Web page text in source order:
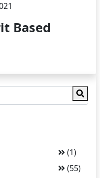
Based
(1)
(55)